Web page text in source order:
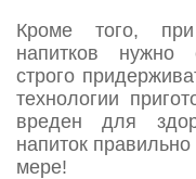
Кроме того,
напитков нужно
строго
технологии
вреден для
напиток
мере!